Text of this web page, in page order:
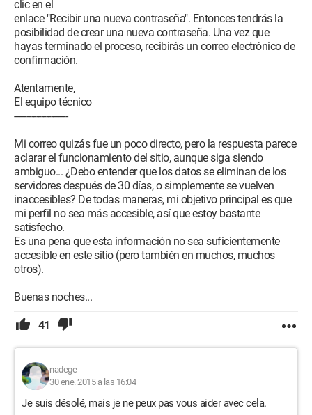
clic en el
enlace "Recibir una nueva contraseña". Entonces tendrás la
posibilidad de crear una nueva contraseña. Una vez que
hayas terminado el proceso, recibirás un correo electrónico de
confirmación.
Atentamente,
El equipo técnico
----------------------
Mi correo quizás fue un poco directo, pero la respuesta parece
aclarar el funcionamiento del sitio, aunque siga siendo
ambiguo... ¿Debo entender que los datos se eliminan de los
servidores después de 30 días, o simplemente se vuelven
inaccesibles? De todas maneras, mi objetivo principal es que
mi perfil no sea más accesible, así que estoy bastante
satisfecho.
Es una pena que esta información no sea suficientemente
accesible en este sitio (pero también en muchos, muchos
otros).
Buenas noches...
41
nadege
30 ene. 2015 a las 16:04
Je suis désolé, mais je ne peux pas vous aider avec cela.